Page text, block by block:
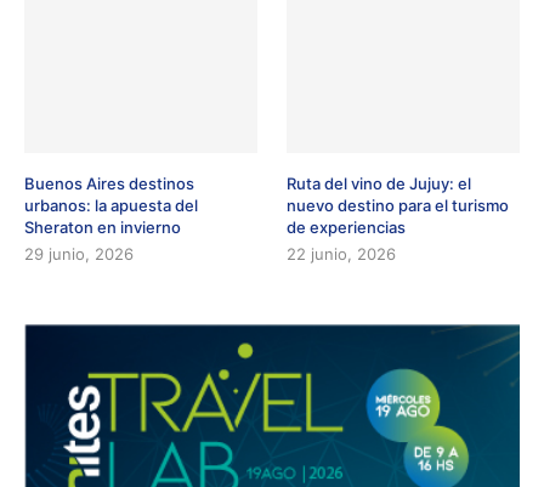
Buenos Aires destinos
urbanos: la apuesta del
Sheraton en invierno
29 junio, 2026
Ruta del vino de Jujuy: el
nuevo destino para el turismo
de experiencias
22 junio, 2026